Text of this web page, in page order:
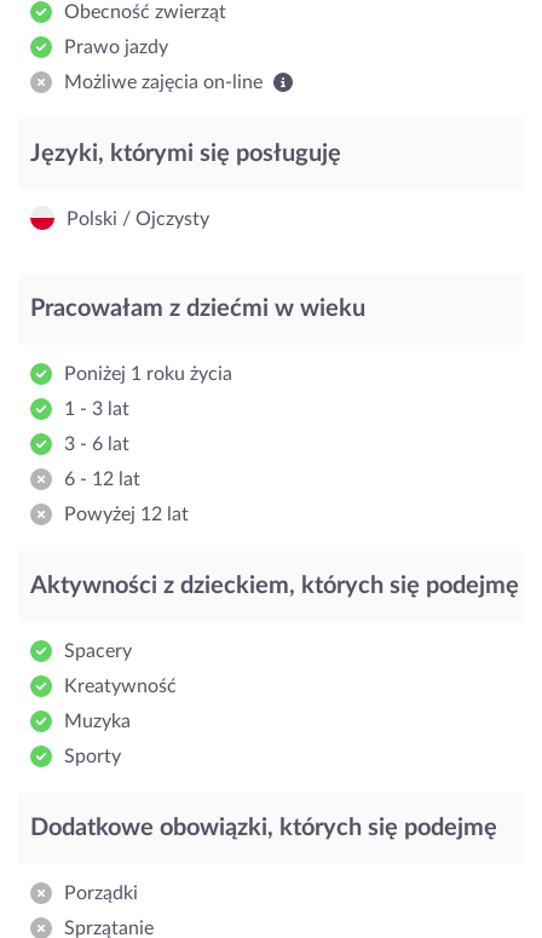
Obecność zwierząt
Prawo jazdy
Możliwe zajęcia on-line
Języki, którymi się posługuję
Polski / Ojczysty
Pracowałam z dziećmi w wieku
Poniżej 1 roku życia
1 - 3 lat
3 - 6 lat
6 - 12 lat
Powyżej 12 lat
Aktywności z dzieckiem, których się podejmę
Spacery
Kreatywność
Muzyka
Sporty
Dodatkowe obowiązki, których się podejmę
Porządki
Sprzątanie